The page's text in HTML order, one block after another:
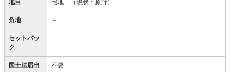
地目 宅地 （現状：原野）
角地 －
セットバッ
ク
－
国土法届出 不要